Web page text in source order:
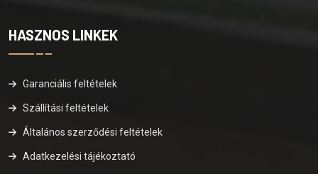
HASZNOS LINKEK
Garanciális feltételek
Szállítási feltételek
Általános szerződési feltételek
Adatkezelési tájékoztató